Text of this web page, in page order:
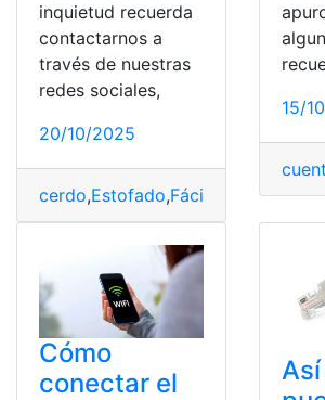
inquietud recuerda
contactarnos a
través de nuestras
redes sociales,
20/10/2025
cerdo,Estofado,Fácil Receta,
15/
Cómo
conectar el